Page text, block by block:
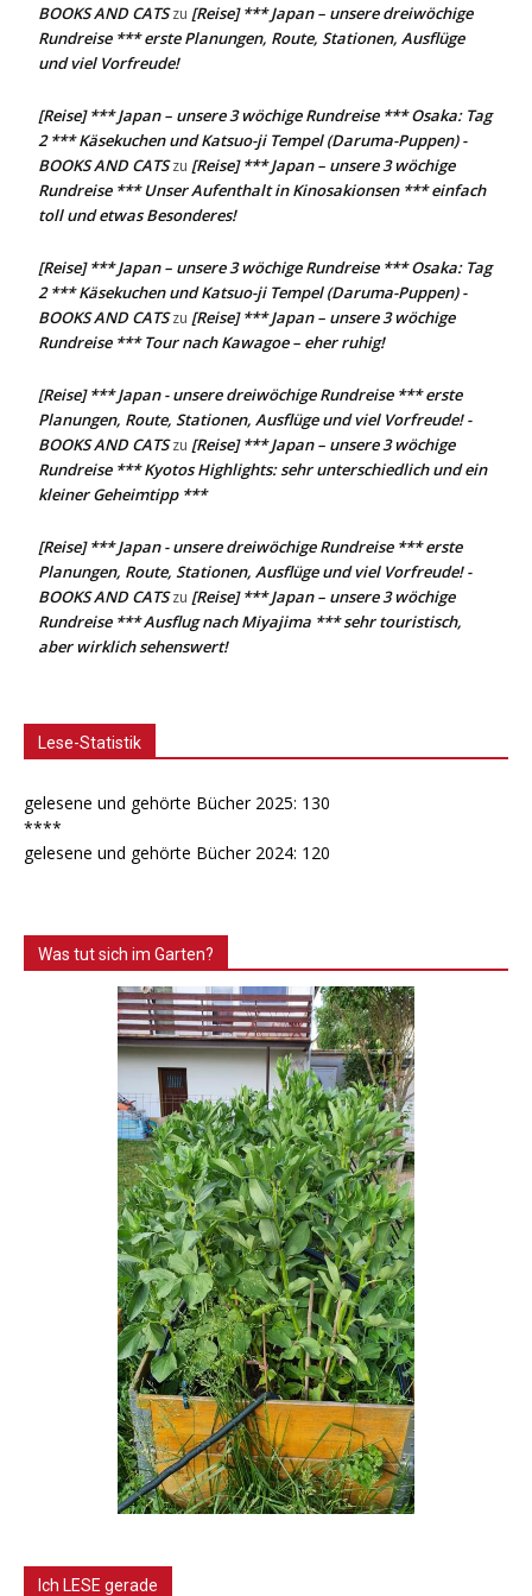
BOOKS AND CATSzu [Reise] *** Japan – unsere dreiwöchige
Rundreise *** erste Planungen, Route, Stationen, Ausflüge
und viel Vorfreude!
[Reise] *** Japan – unsere 3 wöchige Rundreise *** Osaka: Tag
2 *** Käsekuchen und Katsuo-ji Tempel (Daruma-Puppen) -
BOOKS AND CATSzu [Reise] *** Japan – unsere 3 wöchige
Rundreise *** Unser Aufenthalt in Kinosakionsen *** einfach
toll und etwas Besonderes!
[Reise] *** Japan – unsere 3 wöchige Rundreise *** Osaka: Tag
2 *** Käsekuchen und Katsuo-ji Tempel (Daruma-Puppen) -
BOOKS AND CATSzu [Reise] *** Japan – unsere 3 wöchige
Rundreise *** Tour nach Kawagoe – eher ruhig!
[Reise] *** Japan - unsere dreiwöchige Rundreise *** erste
Planungen, Route, Stationen, Ausflüge und viel Vorfreude! -
BOOKS AND CATSzu [Reise] *** Japan – unsere 3 wöchige
Rundreise *** Kyotos Highlights: sehr unterschiedlich und ein
kleiner Geheimtipp ***
[Reise] *** Japan - unsere dreiwöchige Rundreise *** erste
Planungen, Route, Stationen, Ausflüge und viel Vorfreude! -
BOOKS AND CATSzu [Reise] *** Japan – unsere 3 wöchige
Rundreise *** Ausflug nach Miyajima *** sehr touristisch,
aber wirklich sehenswert!
Lese-Statistik
gelesene und gehörte Bücher 2025: 130
****
gelesene und gehörte Bücher 2024: 120
Was tut sich im Garten?
Ich LESE gerade